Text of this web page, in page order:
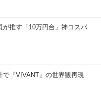
が推す「10万円台」神コスパ
で『VIVANT』の世界観再現